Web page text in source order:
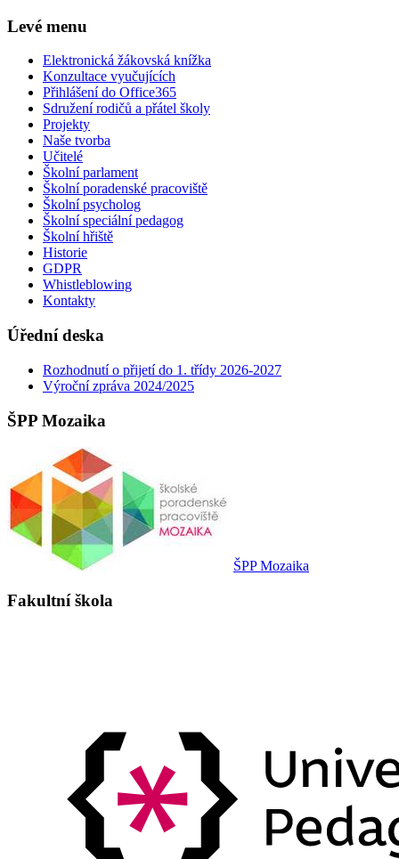
Levé menu
Elektronická žákovská knížka
Konzultace vyučujících
Přihlášení do Office365
Sdružení rodičů a přátel školy
Projekty
Naše tvorba
Učitelé
Školní parlament
Školní poradenské pracoviště
Školní psycholog
Školní speciální pedagog
Školní hřiště
Historie
GDPR
Whistleblowing
Kontakty
Úřední deska
Rozhodnutí o přijetí do 1. třídy 2026-2027
Výroční zpráva 2024/2025
ŠPP Mozaika
ŠPP Mozaika
Fakultní škola